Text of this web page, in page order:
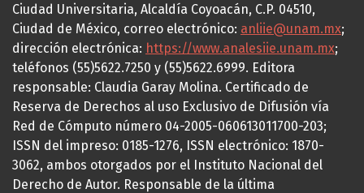
Ciudad Universitaria, Alcaldía Coyoacán, C.P. 04510,
Ciudad de México, correo electrónico: anliie@unam.mx;
dirección electrónica: https://www.analesiie.unam.mx;
teléfonos (55)5622.7250 y (55)5622.6999. Editora
responsable: Claudia Garay Molina. Certificado de
Reserva de Derechos al uso Exclusivo de Difusión vía
Red de Cómputo número 04-2005-060613011700-203;
ISSN del impreso: 0185-1276, ISSN electrónico: 1870-
3062, ambos otorgados por el Instituto Nacional del
Derecho de Autor. Responsable de la última